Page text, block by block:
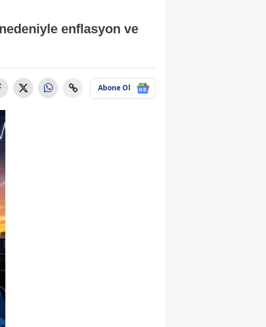
enflasyon ve
Abone Ol